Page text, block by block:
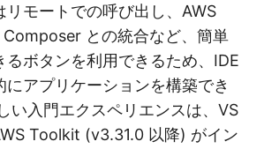
リモートでの呼び出し、AWS
との統合など、簡単
るボタンを利用できるため、IDE
にアプリケーションを構築でき
い入門エクスペリエンスは、VS
Toolkit (v3.31.0 以降) がイン